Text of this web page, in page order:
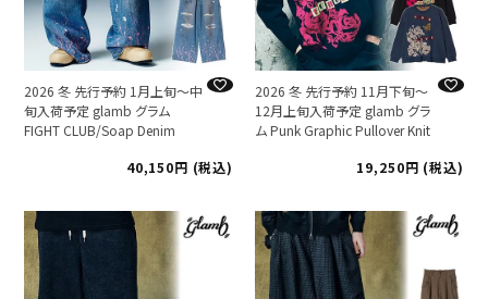
2026 冬 先行予約 1月上旬～中
旬入荷予定 glamb グラム
FIGHT CLUB/Soap Denim
40,150
税込
2026 冬 先行予約 11月下旬～
12月上旬入荷予定 glamb グラ
ム Punk Graphic Pullover Knit
19,250
税込